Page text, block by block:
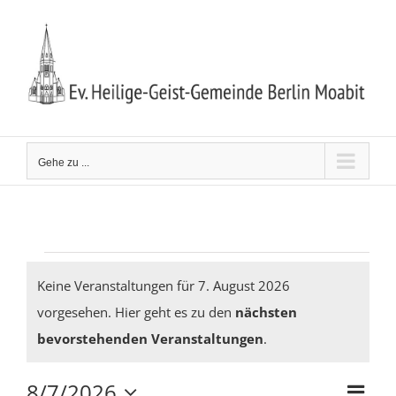
springen
Gehe zu ...
Veranstaltungen
für
Hinweis
Keine Veranstaltungen für 7. August 2026
vorgesehen. Hier geht es zu den nächsten
bevorstehenden Veranstaltungen.